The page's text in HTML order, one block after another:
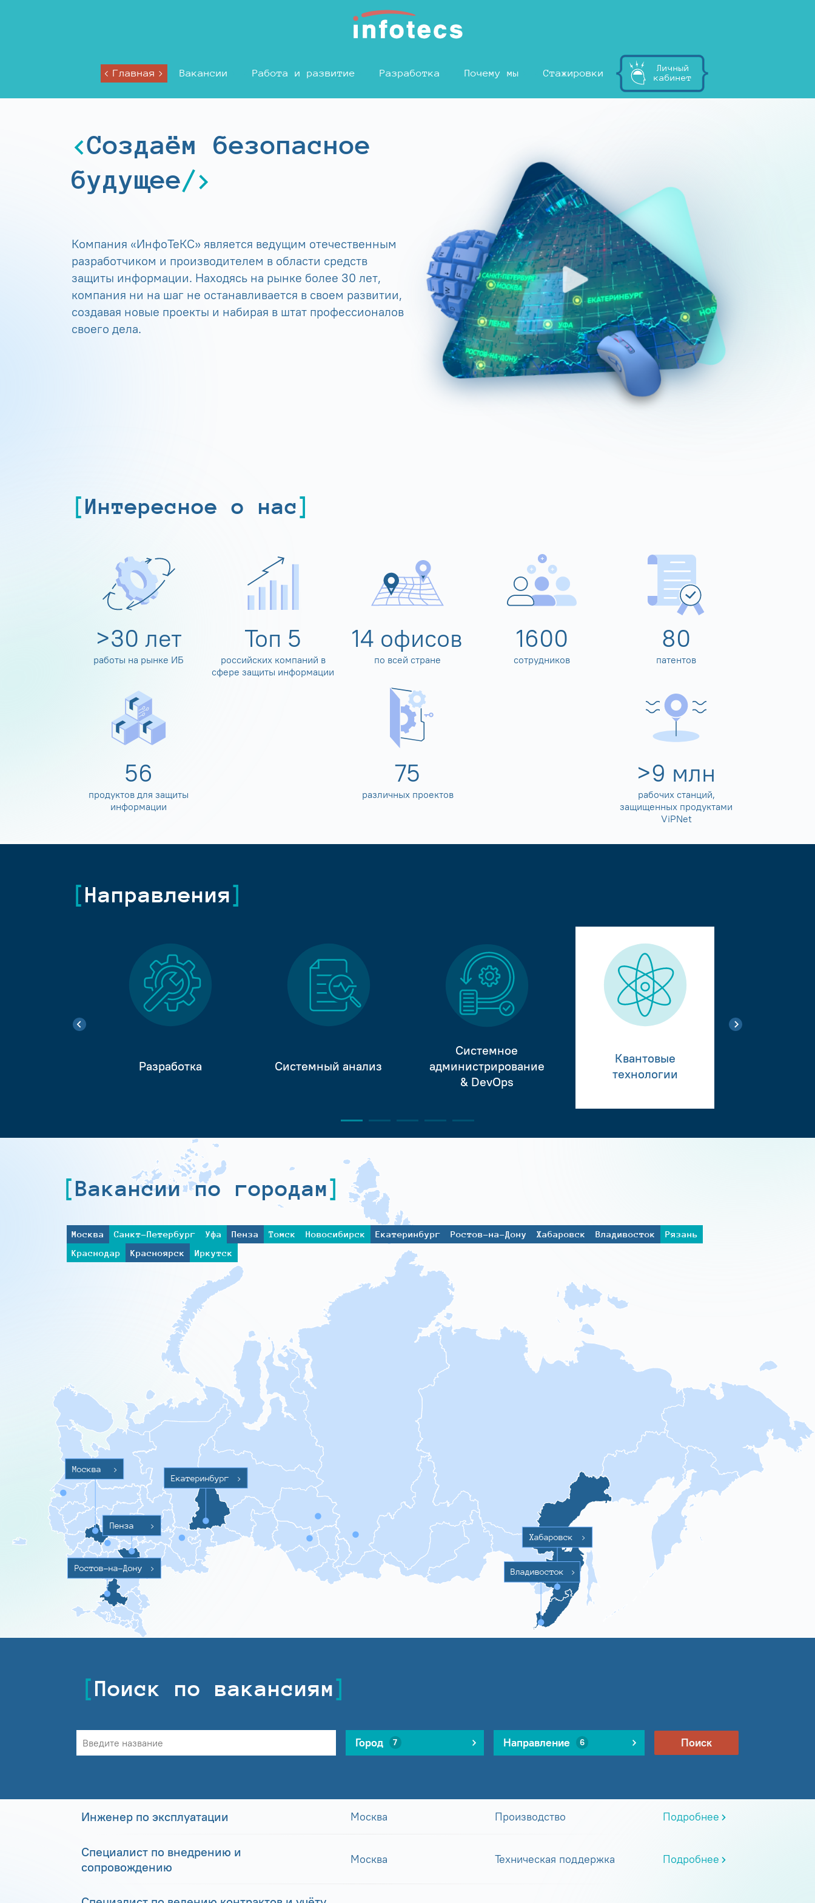
Главная Вакансии Работа и развитие Разработка Почему мы Стажировки
Личный
кабинет
Создаём безопасное
будущее
Компания «ИнфоТеКС» является ведущим отечественным
разработчиком и производителем в области средств
защиты информации. Находясь на рынке более 30 лет,
компания ни на шаг не останавливается в своем развитии,
создавая новые проекты и набирая в штат профессионалов
своего дела.
Интересное о нас
>30 лет
работы на рынке ИБ
Топ 5
российских компаний в
сфере защиты информации
14 офисов
по всей стране
1600
сотрудников
80
патентов
60
продуктов для защиты
информации
80
различных проектов
>10 млн
рабочих станций,
защищенных продуктами
ViPNet
Направления
Разработка Системный анализ
Системное
администрирование
& DevOps
Квантовые
технологии
Вакансии по городам
Москва Санкт-Петербург Уфа Пенза Томск Новосибирск Екатеринбург Ростов-на-Дону Хабаровск Владивосток
Рязань
Краснодар
Красноярск Иркутск
Москва >
Ростов-на-Дону >
Пенза >
Екатеринбург >
Хабаровск >
Владивосток >
Поиск по вакансиям
Город 7 Направление 6 Поиск
Инженер по эксплуатации Москва Производство Подробнее
Специалист по внедрению и
сопровождению
Москва Техническая поддержка Подробнее